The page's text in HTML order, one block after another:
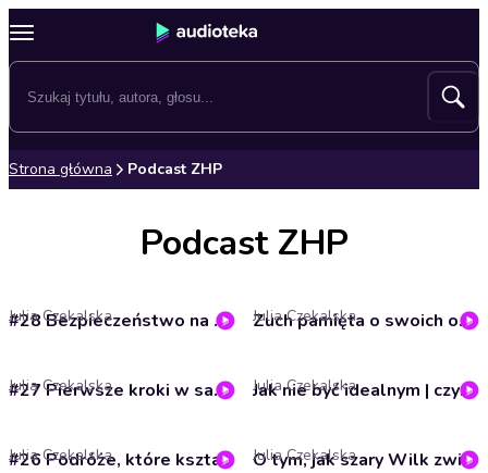
Strona główna Podcast ZHP
Podcast ZHP
#28 Bezpieczeństwo na górskim szlaku I Iskierka od ZHP
Julia Czekalska Zuch pamięta o swoich obowiązkach | czyta Joanna Jarmołowicz | Gawędy Zuchowe | ZHP
Julia Czekalska
#27 Pierwsze kroki w samodzielności finansowej dzieci i młodzieży I Iskierka od ZHP
Julia Czekalska Jak nie być idealnym | czyta Rafał Derkacz | Gawędy Zuchowe | ZHP
Julia Czekalska
#26 Podróże, które kształcą I Iskierka od ZHP
Julia Czekalska O tym, jak szary Wilk zwierzęta zjednoczył | czyta Radosław Potrac | Gawędy Zuchowe | ZHP
Julia Czekalska